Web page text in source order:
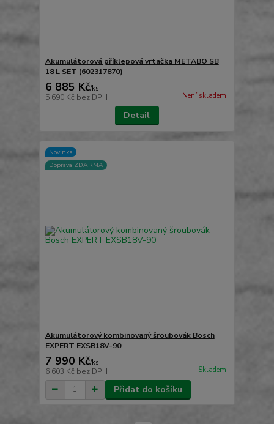
Akumulátorová příklepová vrtačka METABO SB
18 L SET (602317870)
6 885 Kč/ks
5 690 Kč bez DPH Není skladem
Detail
Novinka
Doprava ZDARMA
Akumulátorový kombinovaný šroubovák Bosch
EXPERT EXSB18V-90
7 990 Kč/ks
6 603 Kč bez DPH Skladem
Přidat do košíku